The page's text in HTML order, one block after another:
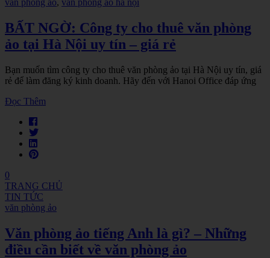
BẤT NGỜ: Công ty cho thuê văn phòng
ảo tại Hà Nội uy tín – giá rẻ
Bạn muốn tìm công ty cho thuê văn phòng ảo tại Hà Nội uy tín, giá
rẻ để làm đăng ký kinh doanh. Hãy đến với Hanoi Office đáp ứng
Đọc Thêm
0
TRANG CHỦ
TIN TỨC
văn phòng ảo
Văn phòng ảo tiếng Anh là gì? – Những
điều cần biết về văn phòng ảo